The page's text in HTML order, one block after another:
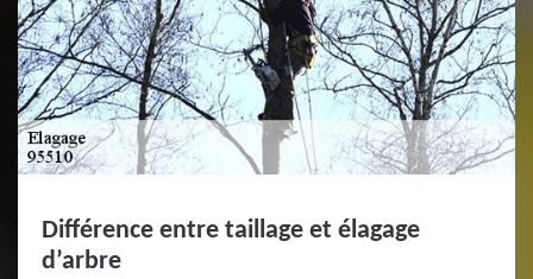
Différence entre taillage et élagage
d’arbre